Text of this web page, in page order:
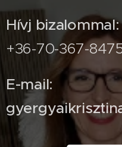
Hívj bizalommal:
+36-70-367-
E-mail: